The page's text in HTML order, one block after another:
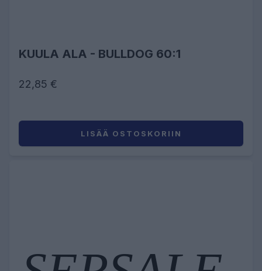
KUULA ALA - BULLDOG 60:1
22,85 €
LISÄÄ OSTOSKORIIN